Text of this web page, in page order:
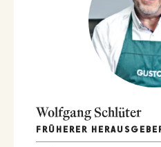
Wolfgang Schlüter
FRÜHERER